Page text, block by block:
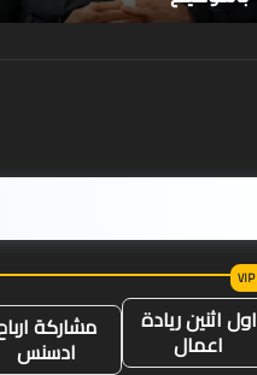
اول اثنين ريادة
اعمال مشاركة
ادسنس